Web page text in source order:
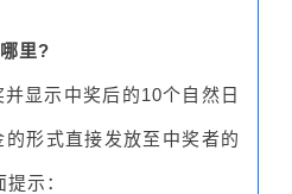
里?
显示中奖后的10个自然日
形式直接发放至中奖者的
示：